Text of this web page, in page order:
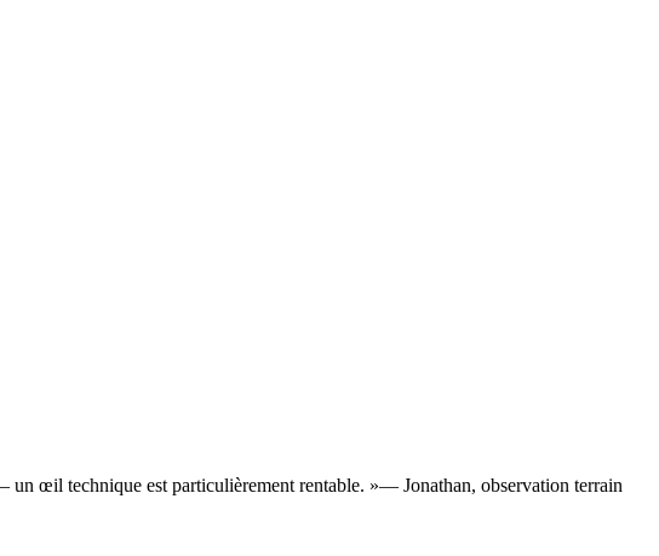
un œil technique est particulièrement rentable. »— Jonathan, observation terrain